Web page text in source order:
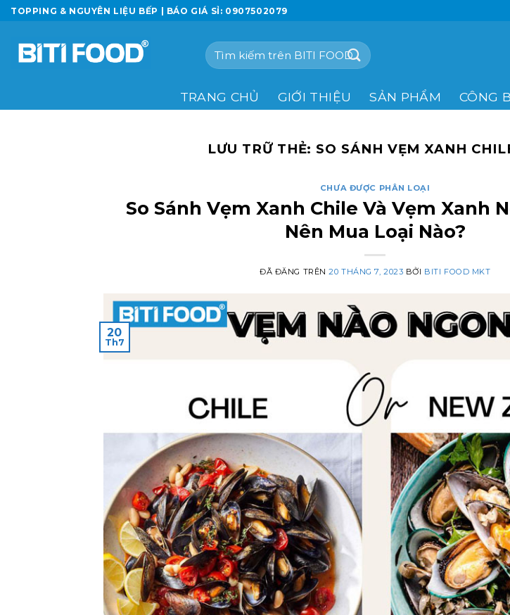
Chuyển
đến
dung
TOPPING & NGUYÊN LIỆU BẾP | BÁO GIÁ SỈ: 0907502079
Tìm
kiếm:
TRANG CHỦ GIỚI THIỆU SẢN PHẨM CÔNG
LƯU TRỮ THẺ: SO SÁNH VẸM XANH
CHƯA ĐƯỢC PHÂN LOẠI
So Sánh Vẹm Xanh Chile Và Vẹm Xanh
Nên Mua Loại Nào?
ĐÃ ĐĂNG TRÊN20 THÁNG 7, 2023 BỞI BITI FOOD MKT
20
Th7